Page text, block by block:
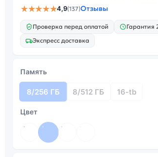
★★★★★4,9(137)Отзывы
Проверка перед оплатой
Гарантия
Экспресс доставка
Память
8/256 ГБ 8/512 ГБ 16-tb
Цвет